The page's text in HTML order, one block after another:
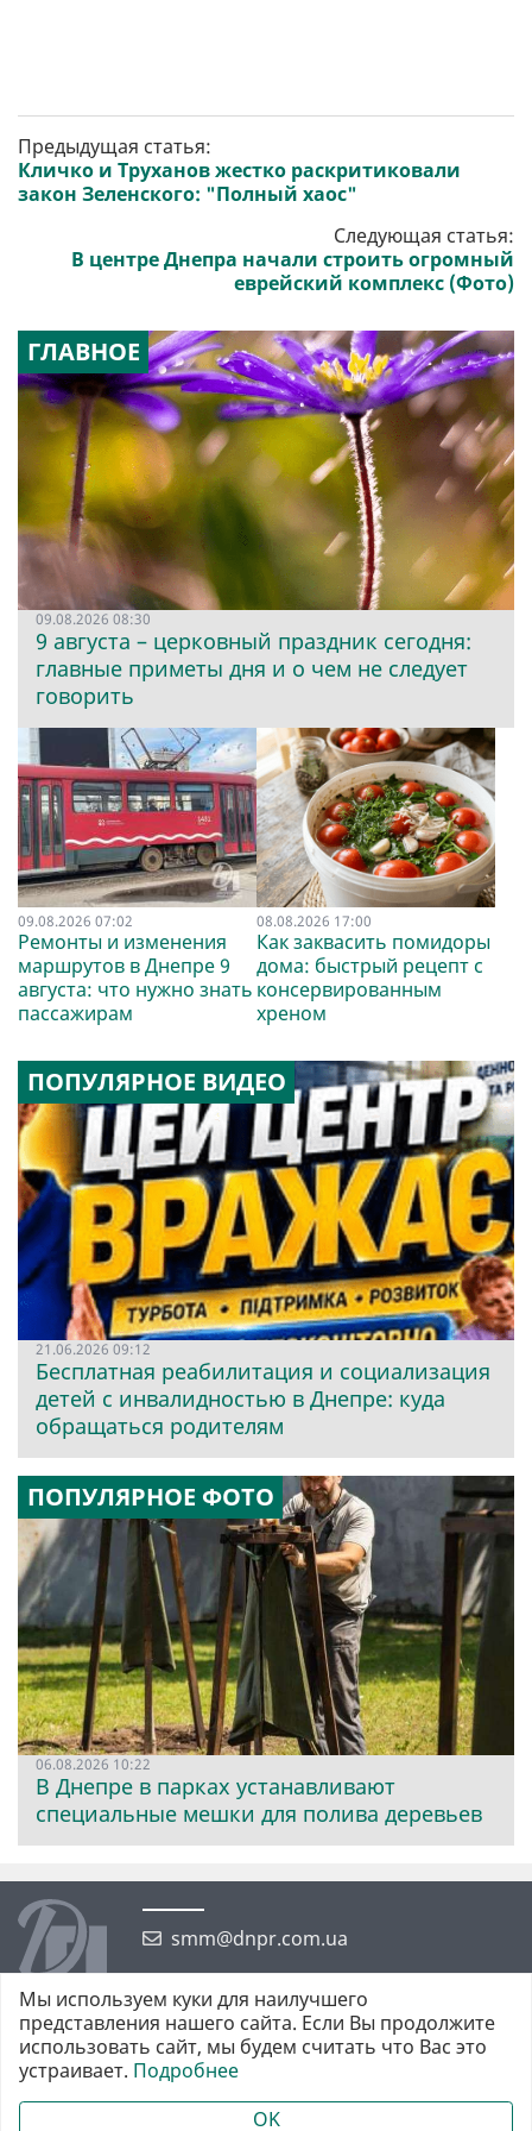
Предыдущая статья:
Кличко и Труханов жестко раскритиковали
закон Зеленского: "Полный хаос"
Следующая статья:
В центре Днепра начали строить огромный
еврейский комплекс (Фото)
ГЛАВНОЕ
09.08.2026 08:30
9 августа – церковный праздник сегодня:
главные приметы дня и о чем не следует
говорить
09.08.2026 07:02
Ремонты и изменения
маршрутов в Днепре 9
августа: что нужно знать
пассажирам
08.08.2026 17:00
Как заквасить помидоры
дома: быстрый рецепт с
консервированным
хреном
ПОПУЛЯРНОЕ ВИДЕО
21.06.2026 09:12
Бесплатная реабилитация и социализация
детей с инвалидностью в Днепре: куда
обращаться родителям
ПОПУЛЯРНОЕ ФОТО
06.08.2026 10:22
В Днепре в парках устанавливают
специальные мешки для полива деревьев
smm@dnpr.com.ua
©2026 https://dnpr.com.ua Дніпровська порадниця
Всі права захищені. При повному або частковому використанні
матеріалів обов'язкове активне гіперпосилання у першому абзаці.
Мы используем куки для наилучшего
представления нашего сайта. Если Вы продолжите
использовать сайт, мы будем считать что Вас это
устраивает. Подробнее
OK